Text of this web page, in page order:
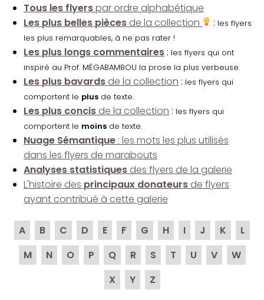
Tous les flyerspar ordre alphabétique
Les plus belles pièces de la collection : les flyers
les plus remarquables, à ne pas rater !
Les plus longs commentaires : les flyers qui ont
inspiré au Prof. MÉGABAMBOU la prose la plus verbeuse.
Les plus bavards de la collection : les flyers qui
comportent le plus de texte.
Les plus concis de la collection : les flyers qui
comportent le moins de texte.
Nuage Sémantique : les mots les plus utilisés
dans les flyers de marabouts
Analyses statistiques des flyers de la galerie
L'histoire des principaux donateurs de flyers
ayant contribué à cette galerie
A B C D E F G H I J K
L
M
N O P Q R S T U V
W
X
Y Z